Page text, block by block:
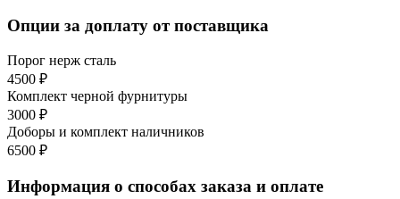
Опции за доплату от поставщика
Порог нерж сталь
4500 ₽
Комплект черной фурнитуры
3000 ₽
Доборы и комплект наличников
6500 ₽
Информация о способах заказа и оплате